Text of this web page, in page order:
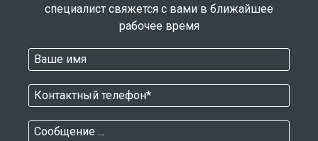
специалист свяжется с вами в ближайшее
рабочее время